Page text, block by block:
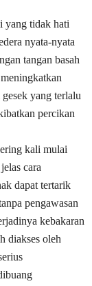
yang tidak hati
nyata-nyata
tangan basah
yang terlalu
percikan
kali mulai
cara
dapat tertarik
pengawasan
kebakaran
diakses oleh